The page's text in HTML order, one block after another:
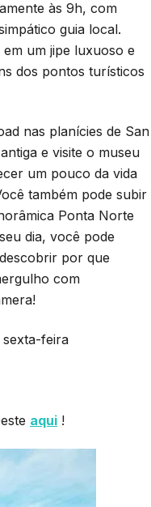
às 9h, com
guia local.
um jipe luxuoso e
dos pontos turísticos
nas planícies de San
e visite o museu
um pouco da vida
também pode subir
Ponta Norte
dia, você pode
por que
com
sexta-feira
aqui !